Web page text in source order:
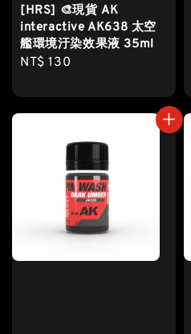
[HRS] 🎨現貨 AK
interactive AK638 太空
艦環境汙染效果液 35ml
Regular
NT$ 130